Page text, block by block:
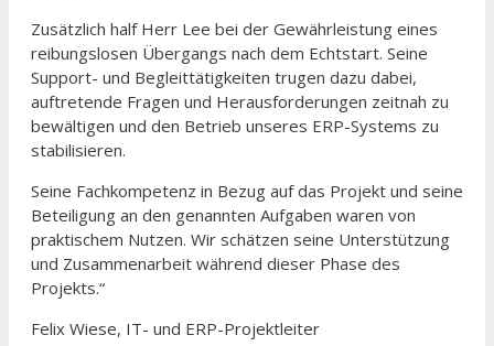
Zusätzlich half Herr Lee bei der Gewährleistung eines
reibungslosen Übergangs nach dem Echtstart. Seine
Support- und Begleittätigkeiten trugen dazu dabei,
auftretende Fragen und Herausforderungen zeitnah zu
bewältigen und den Betrieb unseres ERP-Systems zu
stabilisieren.
Seine Fachkompetenz in Bezug auf das Projekt und seine
Beteiligung an den genannten Aufgaben waren von
praktischem Nutzen. Wir schätzen seine Unterstützung
und Zusammenarbeit während dieser Phase des
Projekts.“
Felix Wiese, IT- und ERP-Projektleiter